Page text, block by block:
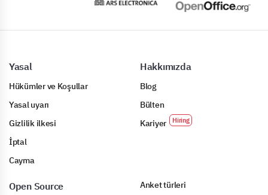
Yasal
Hükümler ve Koşullar
Yasal uyarı
Gizlilik ilkesi
İptal
Cayma
Hakkımızda
Blog
Bülten
Kariyer
Open Source Anket türleri